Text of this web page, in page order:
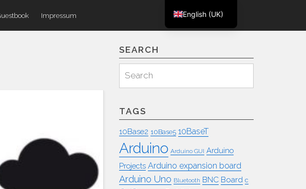
Impressum
SEARCH
for:
Search
TAGS
10Base2 10Base5 10BaseT
Arduino Arduino GUI Arduino
Projects Arduino expansion board
Arduino Uno Bluetooth BNC Board c
English (UK)
Deutsch